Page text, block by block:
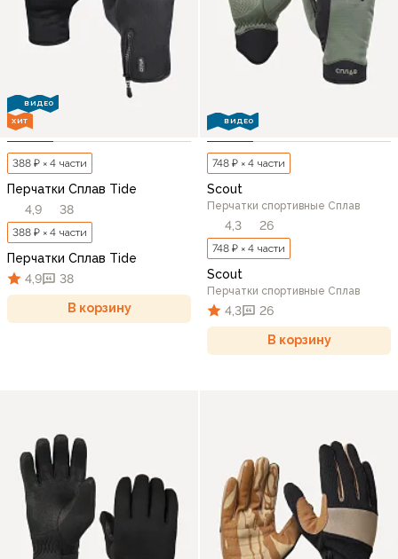
ВИДЕО
ХИТ
388 ₽ × 4 части
Перчатки Сплав Tide
4,9
38
388 ₽ × 4 части
Перчатки Сплав Tide
4,9
38
В корзину
ВИДЕО
748 ₽ × 4 части
Scout
Перчатки спортивные Сплав
4,3 26
748 ₽ × 4 части
Scout
Перчатки спортивные Сплав
4,3 26
В корзину